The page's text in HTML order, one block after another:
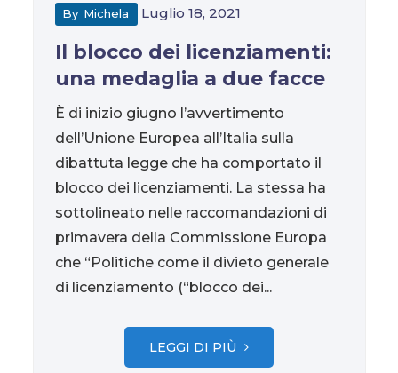
By Michela Luglio 18, 2021
Il blocco dei licenziamenti:
una medaglia a due facce
È di inizio giugno l’avvertimento
dell’Unione Europea all’Italia sulla
dibattuta legge che ha comportato il
blocco dei licenziamenti. La stessa ha
sottolineato nelle raccomandazioni di
primavera della Commissione Europa
che “Politiche come il divieto generale
di licenziamento (“blocco dei...
LEGGI DI PIÙ